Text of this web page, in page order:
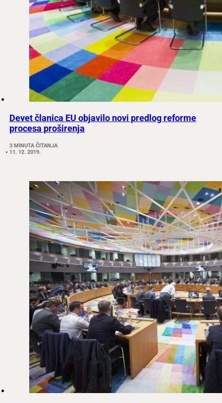
Devet članica EU objavilo novi predlog reforme
procesa proširenja
3 MINUTA ČITANJA
11. 12. 2019.